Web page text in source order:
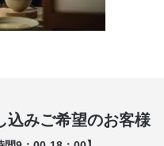
込みご希望のお客様